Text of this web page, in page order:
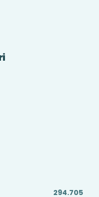
294.705